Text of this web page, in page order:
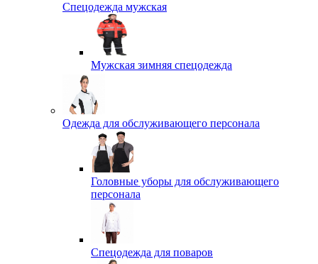
Спецодежда мужская
Мужская зимняя спецодежда
Одежда для обслуживающего персонала
Головные уборы для обслуживающего
персонала
Спецодежда для поваров